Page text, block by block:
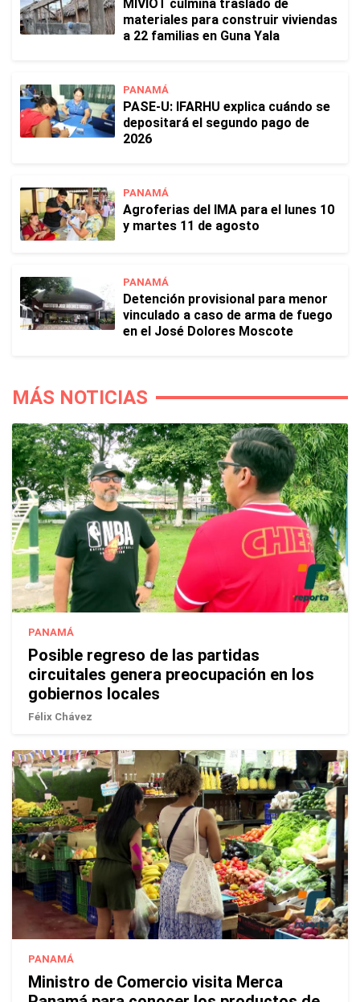
MIVIOT culmina traslado de
materiales para construir viviendas
a 22 familias en Guna Yala
PANAMÁ
PASE-U: IFARHU explica cuándo se
depositará el segundo pago de
2026
PANAMÁ
Agroferias del IMA para el lunes 10
y martes 11 de agosto
PANAMÁ
Detención provisional para menor
vinculado a caso de arma de fuego
en el José Dolores Moscote
MÁS NOTICIAS
PANAMÁ
Posible regreso de las partidas
circuitales genera preocupación en los
gobiernos locales
Félix Chávez
PANAMÁ
Ministro de Comercio visita Merca